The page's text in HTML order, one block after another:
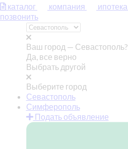
каталог компания ипотека
позвонить
Ваш город — Севастополь?
Да, все верно
Выбрать другой
Выберите город
Севастополь
Симферополь
Подать объявление